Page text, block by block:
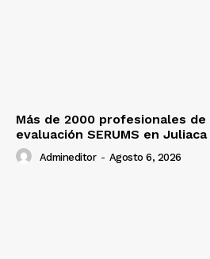
Más de 2000 profesionales
evaluación SERUMS en Juliaca
Admineditor - Agosto 6, 2026